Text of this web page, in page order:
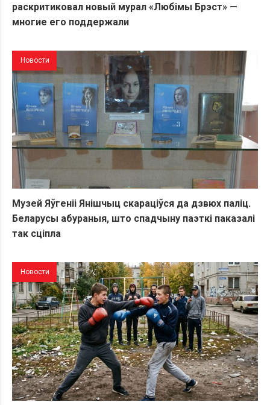
раскритиковал новый мурал «Любiмы Брэст» —
многие его поддержали
Новости
Музей Яўгеніі Янішчыц скараціўся да дзвюх паліц.
Беларусы абураныя, што спадчыну паэткі паказалі
так сціпла
Новости